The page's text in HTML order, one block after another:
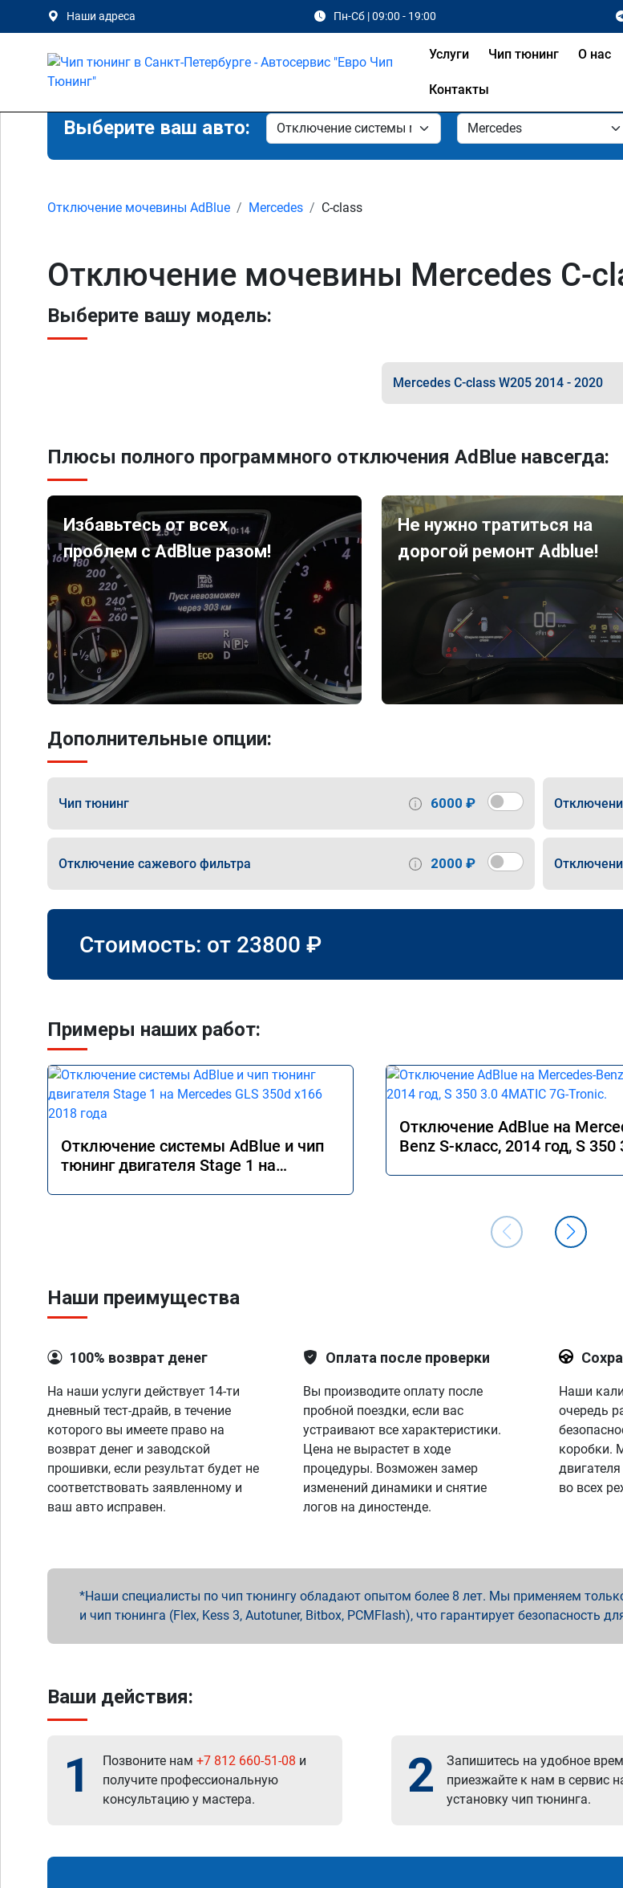
Наши адреса Пн-Сб | 09:00 - 19:00
Услуги Чип тюнинг О нас
Контакты
Выберите ваш авто:
Отключение мочевины AdBlue Mercedes C-class
Отключение мочевины Mercedes C-
Выберите вашу модель:
Mercedes C-class W205 2014 - 2020
Плюсы полного программного отключения AdBlue навсегда:
Избавьтесь от всех
проблем с AdBlue разом!
Не нужно тратиться на
дорогой ремонт Adblue!
Дополнительные опции:
Чип тюнинг 6000 ₽
Отключение сажевого фильтра 2000 ₽
Стоимость: от 23800 ₽
Примеры наших работ:
Отключение системы AdBlue и чип
тюнинг двигателя Stage 1 на
Отключение AdBlue на
Benz S-класс, 2014 год, S 350
Наши преимущества
100% возврат денег
На наши услуги действует 14-ти
дневный тест-драйв, в течение
которого вы имеете право на
возврат денег и заводской
прошивки, если результат будет не
соответствовать заявленному и
ваш авто исправен.
Оплата после проверки
Вы производите оплату после
пробной поездки, если вас
устраивают все характеристики.
Цена не вырастет в ходе
процедуры. Возможен замер
изменений динамики и снятие
логов на диностенде.
Наши
очередь
коробки.
во всех
Наши специалисты по чип тюнингу обладают опытом более 8 лет. Мы применяем
и чип тюнинга (Flex, Kess 3, Autotuner, Bitbox, PCMFlash), что гарантирует безопасность
Ваши действия:
1 Позвоните нам +7 812 660-51-08 и
получите профессиональную
консультацию у мастера.
2
Запишитесь на удобное
приезжайте к нам в сервис
установку чип тюнинга.